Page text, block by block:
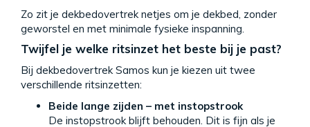
Zo zit je dekbedovertrek netjes om je dekbed, zonder
geworstel en met minimale fysieke inspanning.
Twijfel je welke ritsinzet het beste bij je past?
Bij dekbedovertrek Samos kun je kiezen uit twee
verschillende ritsinzetten:
Beide lange zijden – met instopstrook
De instopstrook blijft behouden. Dit is fijn als je